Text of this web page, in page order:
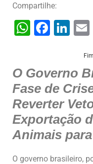
Compartilhe:
W
s
A
p
p
F
e
b
o
o
k
Li
e
dI
n
l
O Governo
Fase de
Reverter
Exportação
Animais
O governo brasileiro,